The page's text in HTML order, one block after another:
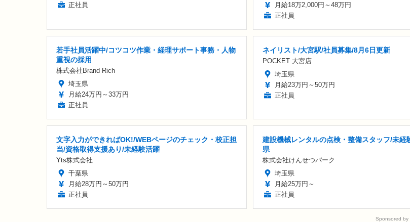
正社員
月給18万2,000円～48万円
正社員
若手社員活躍中/コツコツ作業・経理サポート事務・人物
重視の採用
株式会社Brand Rich
埼玉県
月給24万円～33万円
正社員
ネイリスト/大宮駅/社員募集/8月6日更新
POCKET 大宮店
埼玉県
月給23万円～50万円
正社員
文字入力ができればOK!/WEBページのチェック・校正担
当/資格取得支援あり/未経験活躍
Yts株式会社
千葉県
月給28万円～50万円
正社員
建設機械レンタルの点検・整備スタッフ/未経
県
株式会社けんせつパーク
埼玉県
月給25万円～
正社員
Sponsored by